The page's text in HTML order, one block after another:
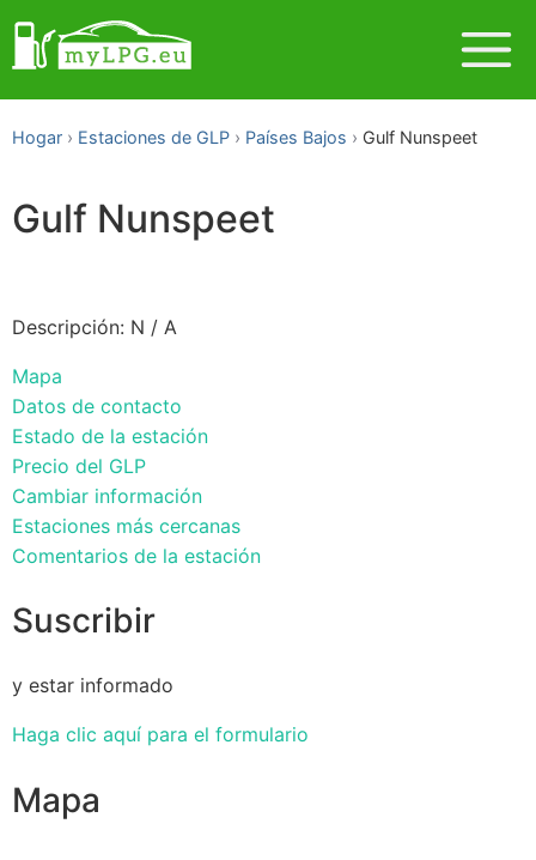
Hogar Estaciones de GLP Países Bajos Gulf Nunspeet
Gulf Nunspeet
Descripción: N / A
Mapa
Datos de contacto
Estado de la estación
Precio del GLP
Cambiar información
Estaciones más cercanas
Comentarios de la estación
Suscribir
y estar informado
Haga clic aquí para el formulario
Mapa